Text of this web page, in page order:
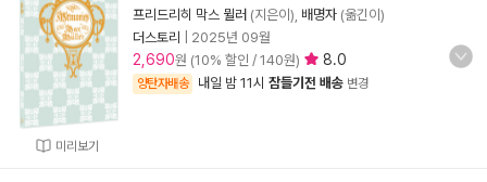
미리보기
프리드리히 막스 뮐러 (지은이), 배명자 (옮긴이)
더스토리
2025년 09월
2,690원 (10% 할인 / 140원) 8.0
양탄자배송 내일 밤 11시 잠들기전 배송 변경